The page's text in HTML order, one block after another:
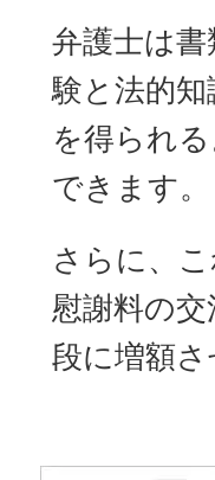
弁護士は
験と法的
を得られ
できます。
さらに、
慰謝料の
段に増額